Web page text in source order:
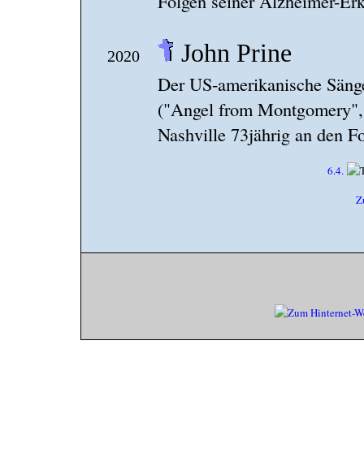
2020 John Prine
Der US-amerikanische
("Angel from
Nashville 73jährig an den
6.4.